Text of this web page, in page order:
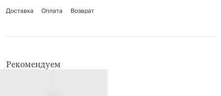
Доставка
Оплата Возврат
Рекомендуем